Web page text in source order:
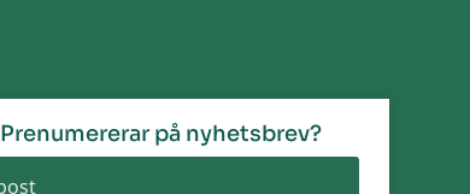
Prenumererar på nyhetsbrev?